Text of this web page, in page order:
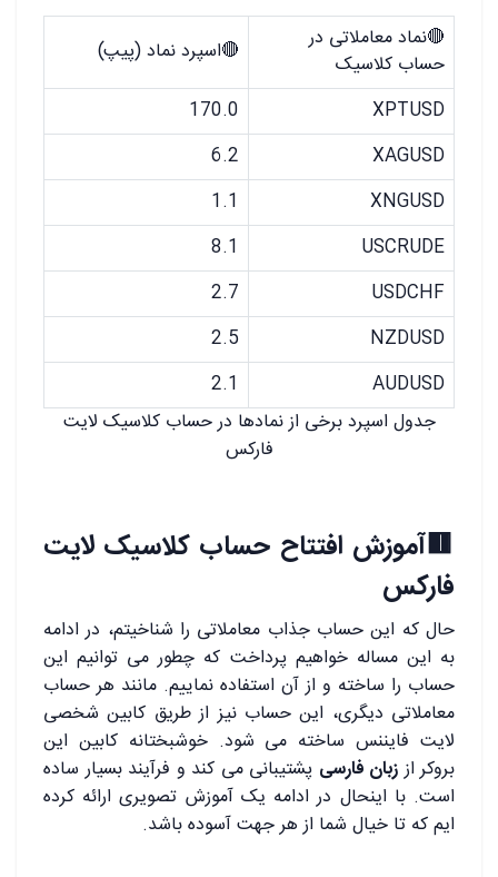
🔴نماد معاملاتی در
حساب کلاسیک
🔴اسپرد نماد (پیپ)
XPTUSD
170.0
XAGUSD
6.2
XNGUSD
1.1
USCRUDE
8.1
USDCHF
2.7
NZDUSD
2.5
AUDUSD
2.1
جدول اسپرد برخی از نمادها در حساب کلاسیک لایت
فارکس
🟥آموزش افتتاح حساب کلاسیک لایت
فارکس
حال که این حساب جذاب معاملاتی را شناخیتم، در ادامه
به این مساله خواهیم پرداخت که چطور می توانیم این
حساب را ساخته و از آن استفاده نماییم. مانند هر حساب
معاملاتی دیگری، این حساب نیز از طریق کابین شخصی
لایت فایننس ساخته می شود. خوشبختانه کابین این
بروکر اززبان فارسی پشتیبانی می کند و فرآیند بسیار ساده
است. با اینحال در ادامه یک آموزش تصویری ارائه کرده
ایم که تا خیال شما از هر جهت آسوده باشد.